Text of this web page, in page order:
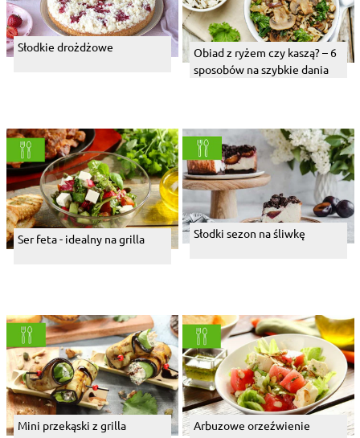
Słodkie drożdżowe
Obiad z ryżem czy kaszą? – 6
sposobów na szybkie dania
Ser feta - idealny na grilla Słodki sezon na śliwkę
Mini przekąski z grilla Arbuzowe orzeźwienie